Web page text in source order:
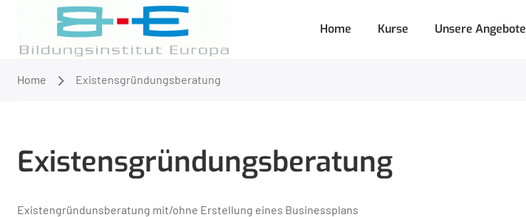
Home Kurse Unsere Angebote
Home Existensgründungsberatung
Existensgründungsberatung
Existengründunsberatung mit/ohne Erstellung eines Businessplans